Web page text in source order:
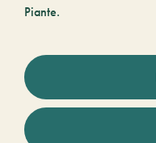
Piante.